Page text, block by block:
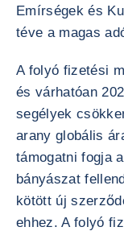
Emírségek és
téve a magas
A folyó fizetési
és várhatóan
segélyek
arany globális
támogatni fogja
bányászat
kötött új
ehhez. A folyó